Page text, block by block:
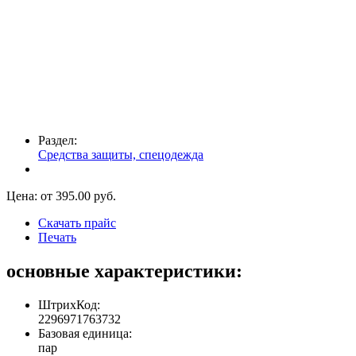
Раздел:
Средства защиты, спецодежда
Цена: от 395.00 руб.
Скачать прайс
Печать
основные характеристики:
ШтрихКод:
2296971763732
Базовая единица:
пар